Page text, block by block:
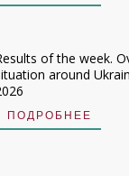
of the week.
around
ПОДРОБНЕЕ